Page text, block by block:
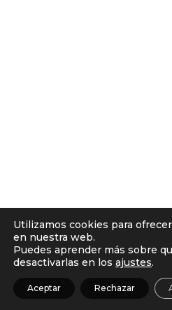
Utilizamos cookies para
en nuestra web.
Puedes aprender más sobre
desactivarlas en los ajustes.
Aceptar Rechazar